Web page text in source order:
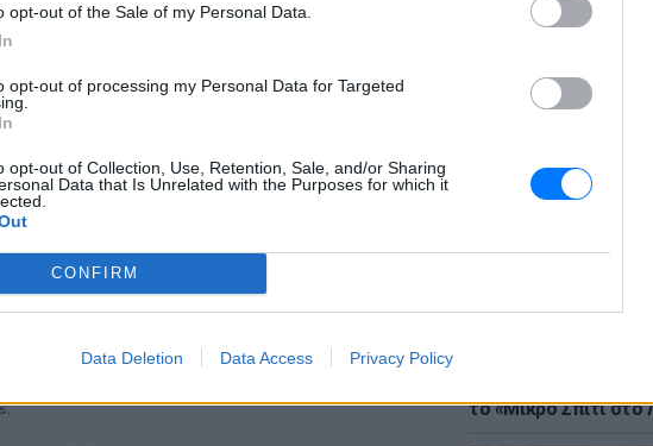
opt-out of the Sale of my Personal Data.
opt-out of processing my Personal Data for Targeted
opt-out of Collection, Use, Retention, Sale, and/or Sharing
Data that Is Unrelated with the Purposes for which it
CONFIRM
Data Deletion Data Access Privacy Policy
Έφτιαξαν το
μουσική - Πού
Explainer: Γιατί η
το «Μικρό Σπίτι στο
που ελήφθησαν υπόψη στην έρευνα ήταν
από επτά χρόνια αναφέρει ΑΠΕ-ΜΠΕ.
στο πλαίσιο της έρευνας είναι
κάτω των 39 ετών, ο οποίος είχε
κυβερνητική έρευνα που είχε δοθεί
τη δική μας έρευνα σύμφωνα με
πιο ηλικιωμένων προσώπων σ' αυτή
Πρακτορείο η Ρίκα Ουέντα, η οποία
γονιών που έχουν παιδιά χικικομόρι.
υπήρχαν τέτοια πρόσωπα και μεταξύ